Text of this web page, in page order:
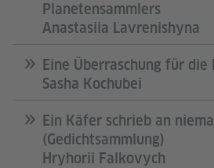
Planetensammlers
Anastasiia Lavrenishyna
Eine Überraschung für die
Sasha Kochubei
Ein Käfer schrieb an
(Gedichtsammlung)
Hryhorii Falkovych